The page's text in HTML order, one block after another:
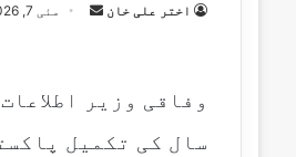
اختر علی خان
Send مئی 7, 2026
وفاقی وزیر
سال کی تکمیل